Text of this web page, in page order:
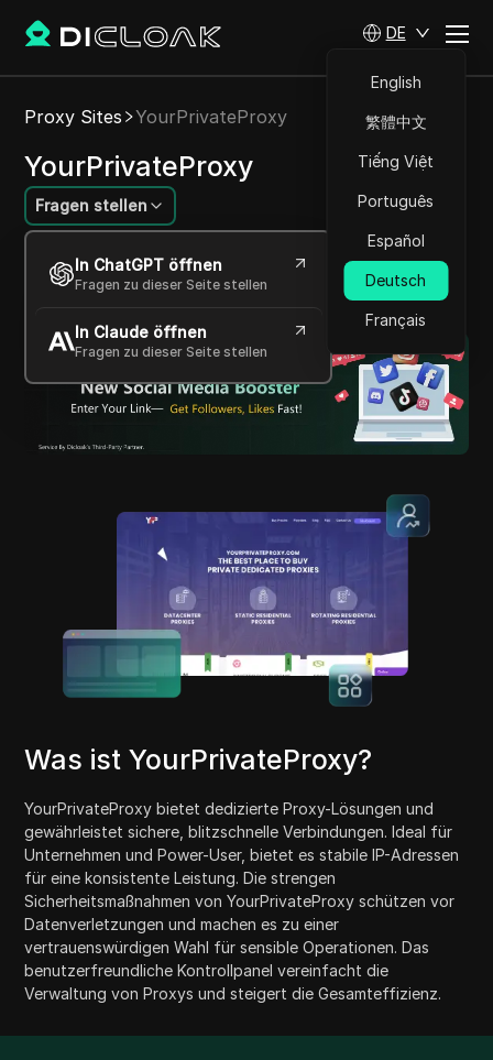
DE
English
繁體中文
Tiếng Việt
Português
Español
Deutsch
Français
Proxy Sites YourPrivateProxy
YourPrivateProxy
Fragen stellen
In ChatGPT öffnen
Fragen zu dieser Seite stellen
In Claude öffnen
Fragen zu dieser Seite stellen
Engagierter, hochgeschwindigkeits Proxy-
Service, der sichere IP-Verbindungen
Was ist YourPrivateProxy?
YourPrivateProxy bietet dedizierte Proxy-Lösungen und
gewährleistet sichere, blitzschnelle Verbindungen. Ideal für
Unternehmen und Power-User, bietet es stabile IP-Adressen
für eine konsistente Leistung. Die strengen
Sicherheitsmaßnahmen von YourPrivateProxy schützen vor
Datenverletzungen und machen es zu einer
vertrauenswürdigen Wahl für sensible Operationen. Das
benutzerfreundliche Kontrollpanel vereinfacht die
Verwaltung von Proxys und steigert die Gesamteffizienz.